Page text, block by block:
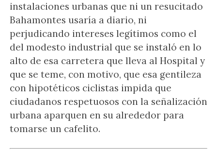
instalaciones urbanas que ni un resucitado
Bahamontes usaría a diario, ni
perjudicando intereses legítimos como el
del modesto industrial que se instaló en lo
alto de esa carretera que lleva al Hospital y
que se teme, con motivo, que esa gentileza
con hipotéticos ciclistas impida que
ciudadanos respetuosos con la señalización
urbana aparquen en su alrededor para
tomarse un cafelito.